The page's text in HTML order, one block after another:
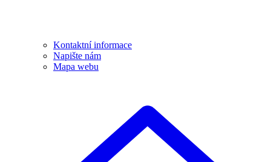
Kontaktní informace
Napište nám
Mapa webu